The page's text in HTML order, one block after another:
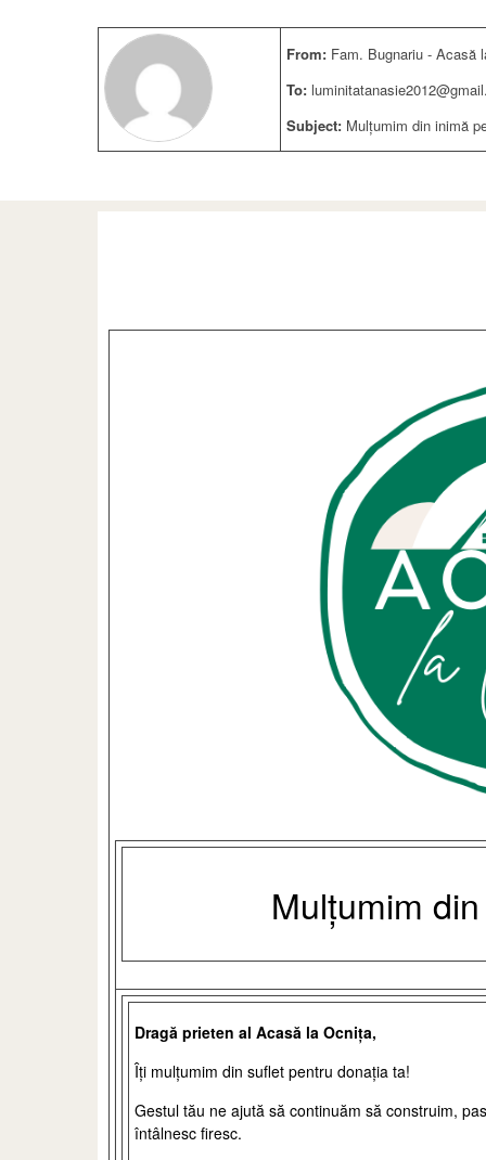
From: Fam. Bugnariu - Acasă
To:
Subject: Mulțumim din inimă
Mulțumim
Dragă prieten al Acasă la Ocnița,
Îți mulțumim din suflet pentru donația ta!
Gestul tău ne ajută să continuăm să construim,
întâlnesc firesc.